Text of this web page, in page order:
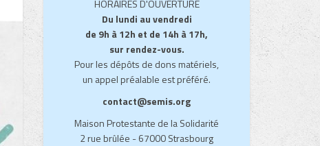
HORAIRES D'OUVERTURE
Du lundi au vendredi
de 9h à 12h et de 14h à 17h,
sur rendez-vous.
Pour les dépôts de dons matériels,
un appel préalable est préféré.
contact@semis.org
Maison Protestante de la Solidarité
2 rue brûlée - 67000 Strasbourg